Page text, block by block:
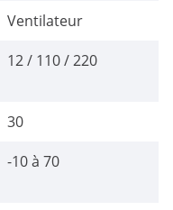
Ventilateur
12 / 110 / 220
30
-10 à 70